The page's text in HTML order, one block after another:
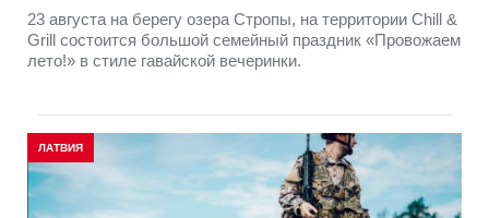
23 августа на берегу озера Стропы, на территории Chill &
Grill состоится большой семейный праздник «Провожаем
лето!» в стиле гавайской вечеринки.
ЛАТВИЯ